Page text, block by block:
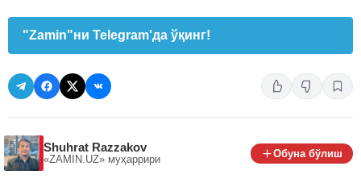
"Zamin"ни Telegram'да ўқинг!
Shuhrat Razzakov
«ZAMIN.UZ» муҳаррири
Обуна бўлиш